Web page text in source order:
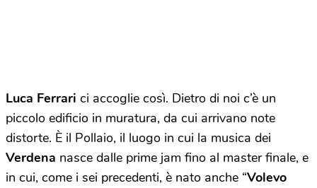
Luca Ferrari ci accoglie così. Dietro di noi c’è un
piccolo edificio in muratura, da cui arrivano note
distorte. È il Pollaio, il luogo in cui la musica dei
Verdena nasce dalle prime jam fino al master finale, e
in cui, come i sei precedenti, è nato anche “Volevo